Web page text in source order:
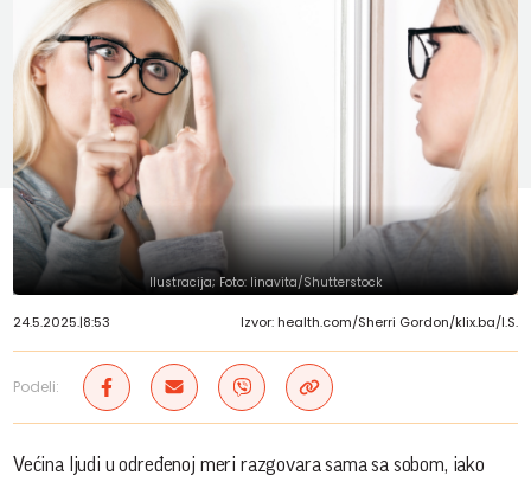
Ilustracija; Foto: linavita/Shutterstock
24.5.2025.|8:53 Izvor: health.com/Sherri Gordon/klix.ba/I.S.
Podeli:
Većina ljudi u određenoj meri razgovara sama sa sobom, iako